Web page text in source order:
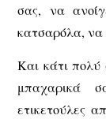
σας, να
κατσαρόλα, να
Και κάτι πολύ
μπαχαρικά
ετικετούλες